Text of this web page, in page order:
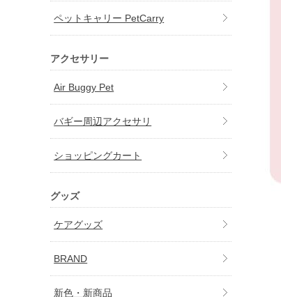
ペットキャリー PetCarry
アクセサリー
Air Buggy Pet
バギー周辺アクセサリ
ショッピングカート
グッズ
ケアグッズ
BRAND
新色・新商品